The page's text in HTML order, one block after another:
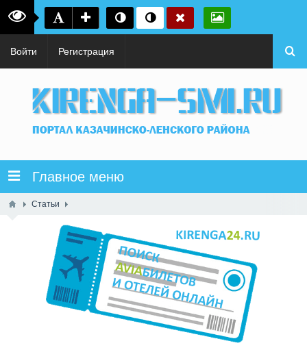
Войти Регистрация
Главное меню
Статьи